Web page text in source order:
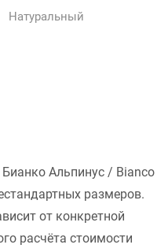
Натуральный
Альпинус / Bianco
размеров.
от конкретной
расчёта стоимости